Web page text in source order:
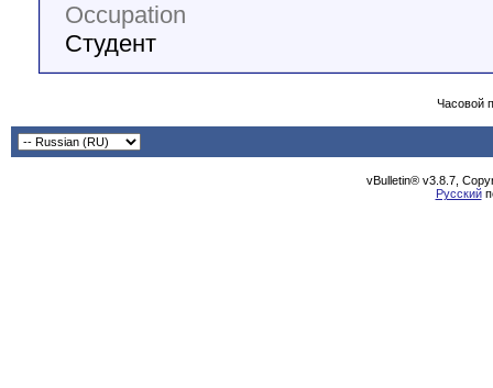
Occupation
Студент
Часовой
vBulletin® v3.8.7,
Русский